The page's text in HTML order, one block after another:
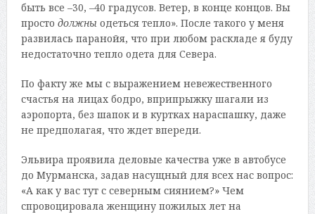
быть все –30, –40 градусов. Ветер, в конце концов. Вы
просто должныодеться тепло». После такого у меня
развилась паранойя, что при любом раскладе я буду
недостаточно тепло одета для Севера.
По факту же мы с выражением невежественного
счастья на лицах бодро, вприпрыжку шагали из
аэропорта, без шапок и в куртках нараспашку, даже
не предполагая, что ждет впереди.
Эльвира проявила деловые качества уже в автобусе
до Мурманска, задав насущный для всех нас вопрос:
«А как у вас тут с северным сиянием?» Чем
спровоцировала женщину пожилых лет на